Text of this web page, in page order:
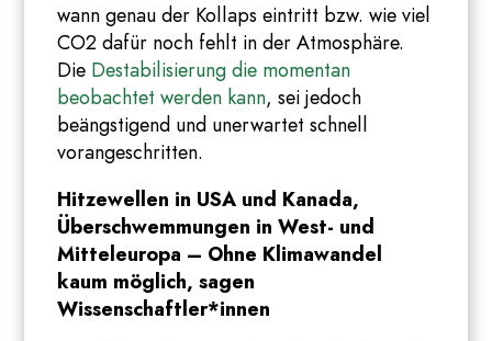
wann genau der Kollaps eintritt bzw. wie viel
CO2 dafür noch fehlt in der Atmosphäre.
Die Destabilisierung die momentan
beobachtet werden kann, sei jedoch
beängstigend und unerwartet schnell
vorangeschritten.
Hitzewellen in USA und Kanada,
Überschwemmungen in West- und
Mitteleuropa – Ohne Klimawandel
kaum möglich, sagen
Wissenschaftler*innen